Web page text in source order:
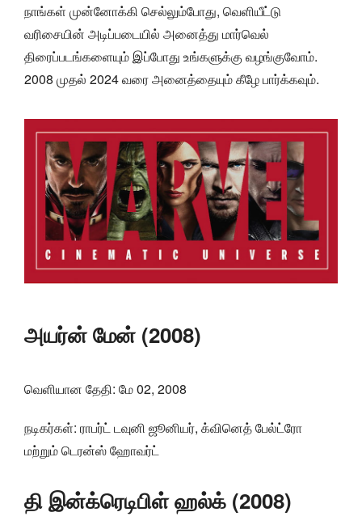
நாங்கள் முன்னோக்கி செல்லும்போது, வெளியீட்டு
வரிசையின் அடிப்படையில் அனைத்து மார்வெல்
திரைப்படங்களையும் இப்போது உங்களுக்கு வழங்குவோம்.
2008 முதல் 2024 வரை அனைத்தையும் கீழே பார்க்கவும்.
அயர்ன் மேன் (2008)
வெளியான தேதி: மே 02, 2008
நடிகர்கள்: ராபர்ட் டவுனி ஜூனியர், க்வினெத் பேல்ட்ரோ
மற்றும் டெரன்ஸ் ஹோவர்ட்
தி இன்க்ரெடிபிள் ஹல்க் (2008)